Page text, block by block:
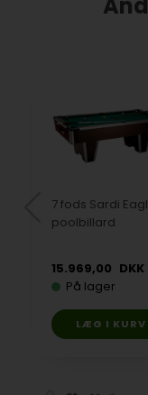
7 fods Sardi
poolbillard
15.969,00 DKK
På lager